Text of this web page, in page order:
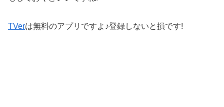
TVerは無料のアプリですよ♪登録しないと損です!